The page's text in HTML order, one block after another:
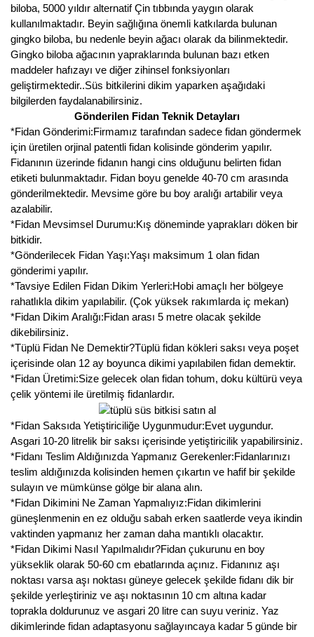
biloba, 5000 yıldır alternatif Çin tıbbında yaygın olarak
kullanılmaktadır. Beyin sağlığına önemli katkılarda bulunan
gingko biloba, bu nedenle beyin ağacı olarak da bilinmektedir.
Gingko biloba ağacının yapraklarında bulunan bazı etken
maddeler hafızayı ve diğer zihinsel fonksiyonları
geliştirmektedir..Süs bitkilerini dikim yaparken aşağıdaki
bilgilerden faydalanabilirsiniz.
Gönderilen Fidan Teknik Detayları
*Fidan Gönderimi:Firmamız tarafından sadece fidan göndermek
için üretilen orjinal patentli fidan kolisinde gönderim yapılır.
Fidanının üzerinde fidanın hangi cins olduğunu belirten fidan
etiketi bulunmaktadır. Fidan boyu genelde 40-70 cm arasında
gönderilmektedir. Mevsime göre bu boy aralığı artabilir veya
azalabilir.
*Fidan Mevsimsel Durumu:Kış döneminde yaprakları döken bir
bitkidir.
*Gönderilecek Fidan Yaşı:Yaşı maksimum 1 olan fidan
gönderimi yapılır.
*Tavsiye Edilen Fidan Dikim Yerleri:Hobi amaçlı her bölgeye
rahatlıkla dikim yapılabilir. (Çok yüksek rakımlarda iç mekan)
*Fidan Dikim Aralığı:Fidan arası 5 metre olacak şekilde
dikebilirsiniz.
*Tüplü Fidan Ne Demektir?Tüplü fidan kökleri saksı veya poşet
içerisinde olan 12 ay boyunca dikimi yapılabilen fidan demektir.
*Fidan Üretimi:Size gelecek olan fidan tohum, doku kültürü veya
çelik yöntemi ile üretilmiş fidanlardır.
*Fidan Saksıda Yetiştiriciliğe Uygunmudur:Evet uygundur.
Asgari 10-20 litrelik bir saksı içerisinde yetiştiricilik yapabilirsiniz.
*Fidanı Teslim Aldığınızda Yapmanız Gerekenler:Fidanlarınızı
teslim aldığınızda kolisinden hemen çıkartın ve hafif bir şekilde
sulayın ve mümkünse gölge bir alana alın.
*Fidan Dikimini Ne Zaman Yapmalıyız:Fidan dikimlerini
güneşlenmenin en ez olduğu sabah erken saatlerde veya ikindin
vaktinden yapmanız her zaman daha mantıklı olacaktır.
*Fidan Dikimi Nasıl Yapılmalıdır?Fidan çukurunu en boy
yükseklik olarak 50-60 cm ebatlarında açınız. Fidanınız aşı
noktası varsa aşı noktası güneye gelecek şekilde fidanı dik bir
şekilde yerleştiriniz ve aşı noktasının 10 cm altına kadar
toprakla doldurunuz ve asgari 20 litre can suyu veriniz. Yaz
dikimlerinde fidan adaptasyonu sağlayıncaya kadar 5 günde bir